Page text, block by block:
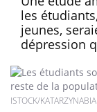
les
jeunes,
dépression
ISTOCK/